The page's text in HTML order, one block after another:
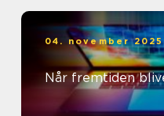
04. november 2025
Når fremtiden